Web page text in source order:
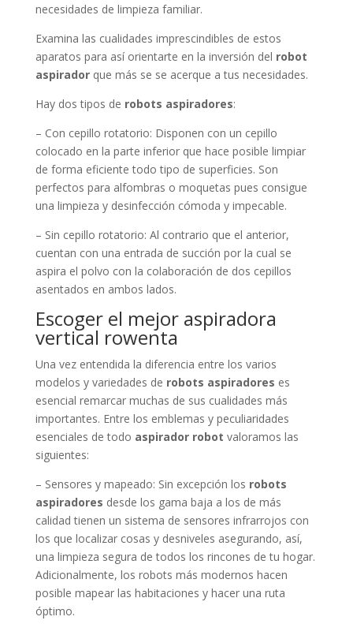
necesidades de limpieza familiar.
Examina las cualidades imprescindibles de estos
aparatos para así orientarte en la inversión del robot
aspiradorque más se se acerque a tus necesidades.
Hay dos tipos de robots aspiradores:
– Con cepillo rotatorio: Disponen con un cepillo
colocado en la parte inferior que hace posible limpiar
de forma eficiente todo tipo de superficies. Son
perfectos para alfombras o moquetas pues consigue
una limpieza y desinfección cómoda y impecable.
– Sin cepillo rotatorio: Al contrario que el anterior,
cuentan con una entrada de succión por la cual se
aspira el polvo con la colaboración de dos cepillos
asentados en ambos lados.
Escoger el mejor aspiradora
vertical rowenta
Una vez entendida la diferencia entre los varios
modelos y variedades de robots aspiradores es
esencial remarcar muchas de sus cualidades más
importantes. Entre los emblemas y peculiaridades
esenciales de todo aspirador robot valoramos las
siguientes:
– Sensores y mapeado: Sin excepción los robots
aspiradores desde los gama baja a los de más
calidad tienen un sistema de sensores infrarrojos con
los que localizar cosas y desniveles asegurando, así,
una limpieza segura de todos los rincones de tu hogar.
Adicionalmente, los robots más modernos hacen
posible mapear las habitaciones y hacer una ruta
óptimo.